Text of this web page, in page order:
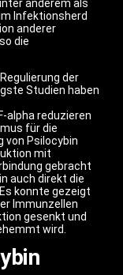
anderem als
Infektionsherd
anderer
die
der
Studien haben
alpha reduzieren
für die
von Psilocybin
mit
gebracht
auch direkt die
konnte gezeigt
Immunzellen
gesenkt und
wird.